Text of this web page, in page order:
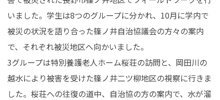
在学生の皆さんへ 卒業生の皆さんへ
保護者の皆さまへ 病院・施設の方へ
いました。学生は8つのグループに分かれ、10月に学内で
被災の状況を語り合った篠ノ井自治協議会の方々の案内
で、それぞれ被災地区へ向かいました。
3グループは特別養護老人ホーム桜荘の訪問と、岡田川の
越水により被害を受けた篠ノ井二ツ柳地区の視察に行きま
した。桜荘への往復の道中、自治協の方の案内で、水が溜